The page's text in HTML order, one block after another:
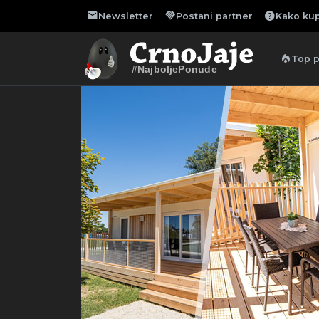
mailNewsletter handshakePostani partner helpKako
#NajboljePonude
local_fire_department Top